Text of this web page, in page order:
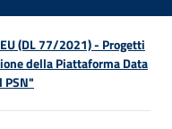
(DL 77/2021) - Progetti
della Piattaforma Data
PSN"